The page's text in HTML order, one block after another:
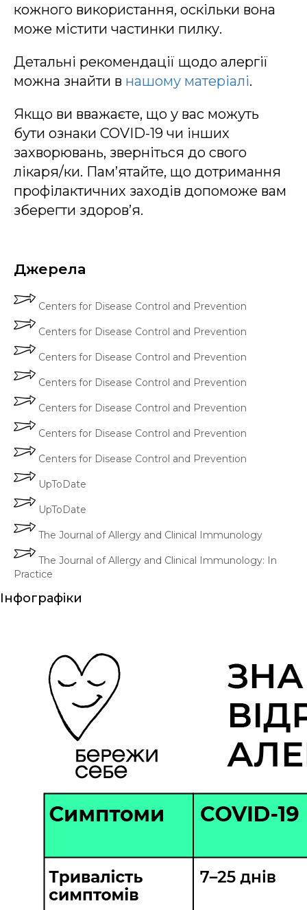
кожного використання, оскільки вона
може містити частинки пилку.
Детальні рекомендації щодо алергії
можна знайти в нашому матеріалі.
Якщо ви вважаєте, що у вас можуть
бути ознаки COVID-19 чи інших
захворювань, зверніться до свого
лікаря/ки. Пам’ятайте, що дотримання
профілактичних заходів допоможе вам
зберегти здоров’я.
Джерела
Centers for Disease Control and Prevention
Centers for Disease Control and Prevention
Centers for Disease Control and Prevention
Centers for Disease Control and Prevention
Centers for Disease Control and Prevention
Centers for Disease Control and Prevention
Centers for Disease Control and Prevention
UpToDate
UpToDate
The Journal of Allergy and Clinical Immunology
The Journal of Allergy and Clinical Immunology: In
Practice
Інфографіки